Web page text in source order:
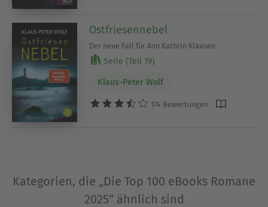
Ostfriesennebel
Der neue Fall für Ann Kathrin Klaasen
Serie (Teil 19)
Klaus-Peter Wolf
174 Bewertungen
Kategorien, die „Die Top 100 eBooks Romane
2025“ ähnlich sind